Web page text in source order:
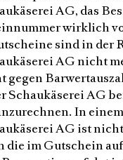
AG, das
wirklich
sind in der
AG nicht
Schaukäserei AG
In
AG ist
die im Gutschein